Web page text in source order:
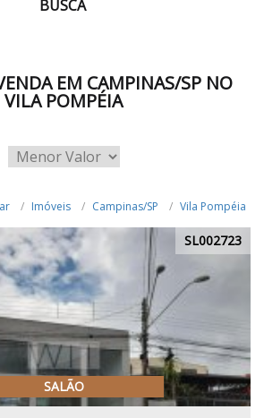
BUSCA
EM CAMPINAS/SP NO
VILA POMPÉIA
Imóveis Campinas/SP Vila Pompéia
SL002723
SALÃO